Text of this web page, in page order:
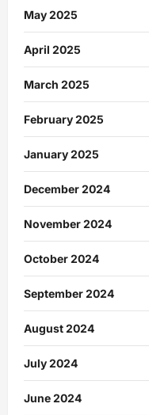
May 2025
April 2025
March 2025
February 2025
January 2025
December 2024
November 2024
October 2024
September 2024
August 2024
July 2024
June 2024